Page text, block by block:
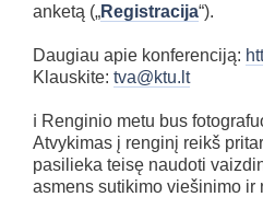
anketą („Registracija“).
Daugiau apie konferenciją:
Klauskite: tva@ktu.lt
ℹ Renginio metu bus
Atvykimas į renginį reikš
pasilieka teisę naudoti
asmens sutikimo viešinimo ir